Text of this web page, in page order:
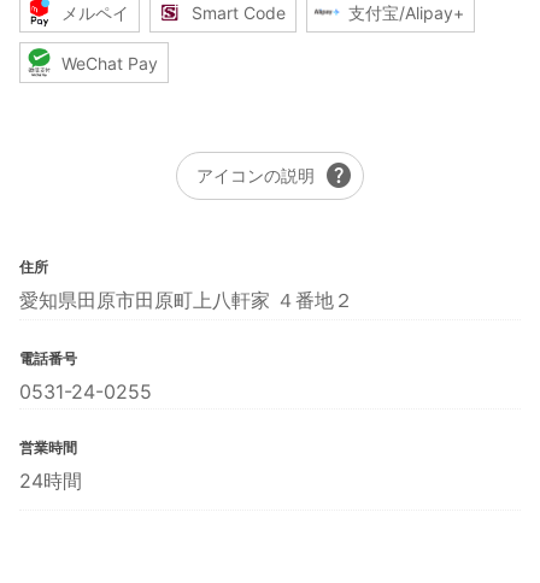
メルペイ Smart Code 支付宝/Alipay+
WeChat Pay
アイコンの説明 help
住所
愛知県田原市田原町上八軒家 ４番地２
電話番号
0531-24-0255
営業時間
24時間